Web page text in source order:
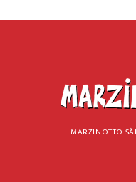
MARZINOTTO